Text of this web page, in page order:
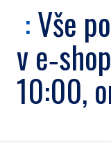
:Vše
v
10:00,